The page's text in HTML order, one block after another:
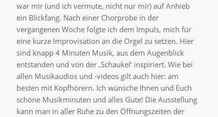
war mir (und ich vermute, nicht nur mir) auf Anhieb
ein Blickfang. Nach einer Chorprobe in der
vergangenen Woche folgte ich dem Impuls, mich für
eine kurze Improvisation an die Orgel zu setzen. Hier
sind knapp 4 Minuten Musik, aus dem Augenblick
entstanden und von der ‚Schaukel‘ inspiriert. Wie bei
allen Musikaudios und -videos gilt auch hier: am
besten mit Kopfhörern. Ich wünsche Ihnen und Euch
schöne Musikminuten und alles Gute! Die Ausstellung
kann man in aller Ruhe zu den Öffnungszeiten der